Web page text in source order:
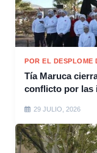
POR EL DESPLOME
Tía Maruca
conflicto por las
29 JULIO, 2026